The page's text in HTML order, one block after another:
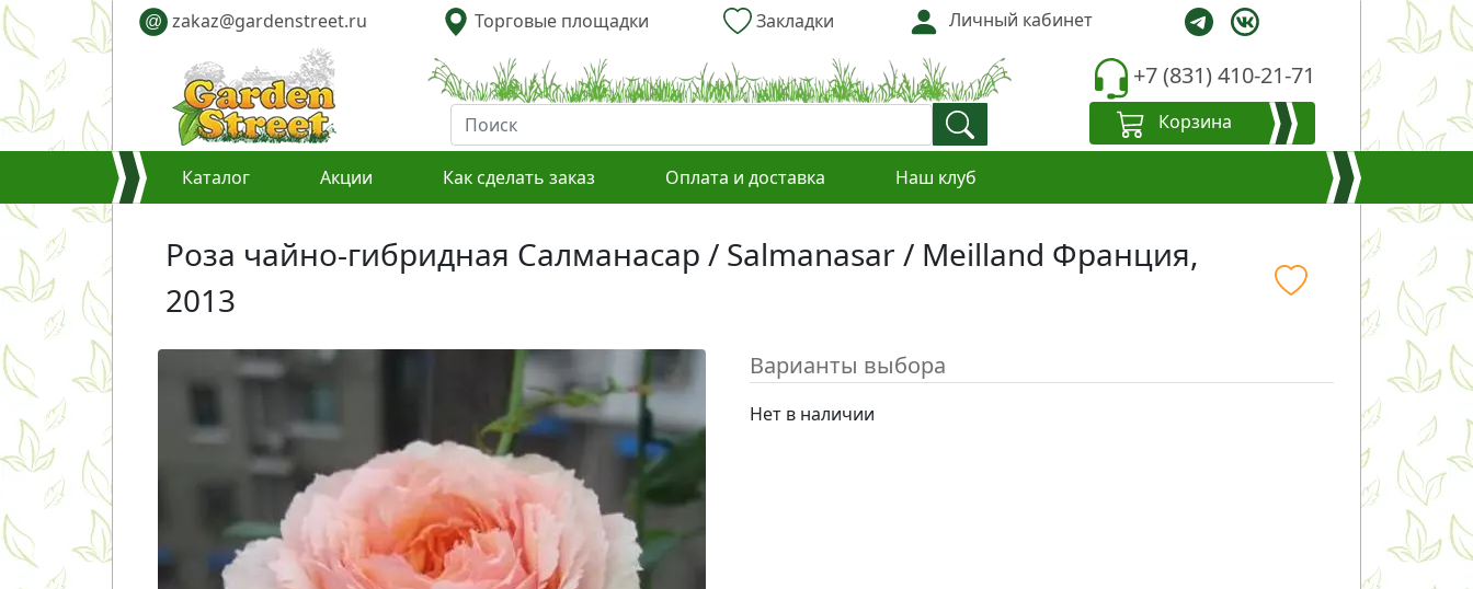
@ zakaz@gardenstreet.ru Торговые площадки Закладки Личный кабинет
+7 (831) 410-21-71
Корзина
Каталог Акции Как сделать заказ Оплата и доставка Наш клуб
Роза чайно-гибридная Салманасар / Salmanasar / Meilland Франция,
2013
Варианты выбора
Нет в наличии